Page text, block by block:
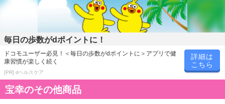
毎日の歩数がdポイントに！
ドコモユーザー必見！＜毎日の歩数がdポイントに＞アプリで健
康習慣が楽しく続く
[PR] dヘルスケア
詳細は
こちら
宝幸のその他商品